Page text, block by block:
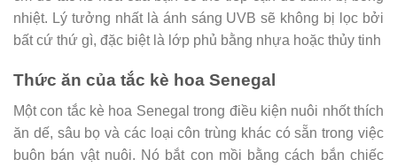
nhiệt. Lý tưởng nhất là ánh sáng UVB sẽ không bị lọc bởi
bất cứ thứ gì, đặc biệt là lớp phủ bằng nhựa hoặc thủy tinh
Thức ăn của tắc kè hoa Senegal
Một con tắc kè hoa Senegal trong điều kiện nuôi nhốt thích
ăn dế, sâu bọ và các loại côn trùng khác có sẵn trong việc
buôn bán vật nuôi. Nó bắt con mồi bằng cách bắn chiếc